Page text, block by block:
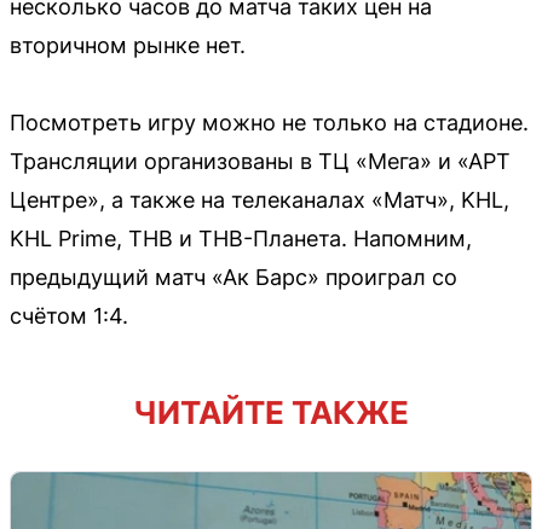
несколько часов до матча таких цен на
вторичном рынке нет.
Посмотреть игру можно не только на стадионе.
Трансляции организованы в ТЦ «Мега» и «АРТ
Центре», а также на телеканалах «Матч», KHL,
KHL Prime, ТНВ и ТНВ-Планета. Напомним,
предыдущий матч «Ак Барс» проиграл со
счётом 1:4.
ЧИТАЙТЕ ТАКЖЕ